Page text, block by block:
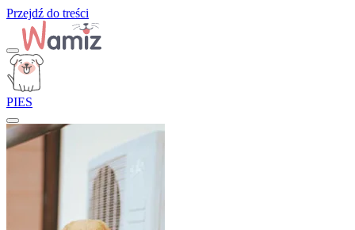
Przejdź do treści
PIES